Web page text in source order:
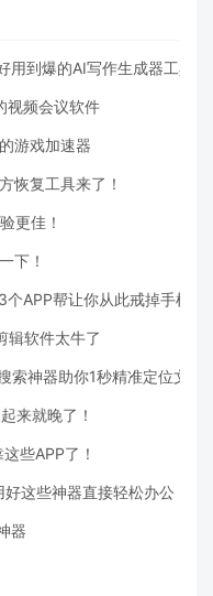
到爆的AI写作生成器工具
视频会议软件
游戏加速器
恢复工具来了！
更佳！
下！
APP帮让你从此戒掉手机！
辑软件太牛了
神器助你1秒精准定位文件
来就晚了！
些APP了！
这些神器直接轻松办公
器